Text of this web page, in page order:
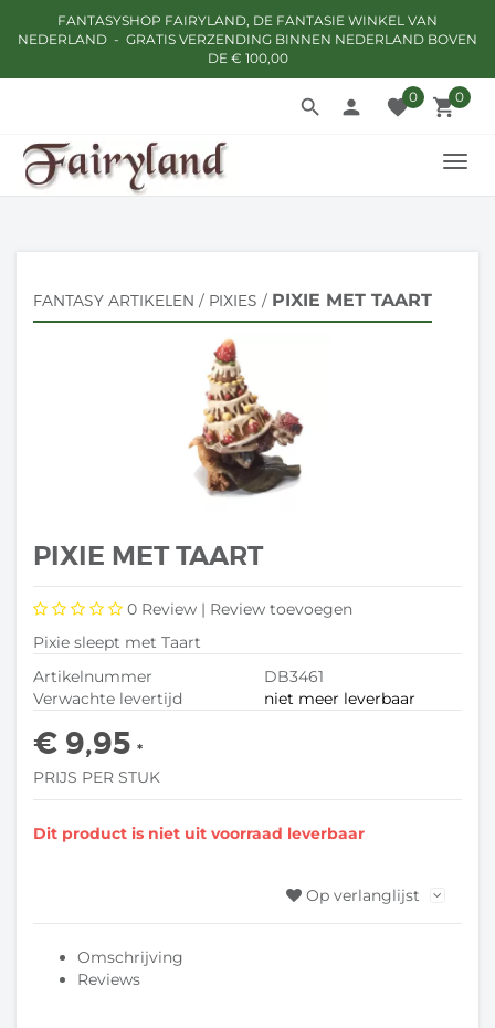
FANTASYSHOP FAIRYLAND, DE FANTASIE WINKEL VAN
NEDERLAND - GRATIS VERZENDING BINNEN NEDERLAND BOVEN
DE € 100,00
local_grocery_store0
favorite0
search person
FANTASY ARTIKELEN / PIXIES / PIXIE MET TAART
PIXIE MET TAART
0 Review | Review toevoegen
Pixie sleept met Taart
Artikelnummer
DB3461
Verwachte levertijd
niet meer leverbaar
€ 9,95 *
PRIJS PER STUK
Dit product is niet uit voorraad leverbaar
Op verlanglijst
Omschrijving
Reviews